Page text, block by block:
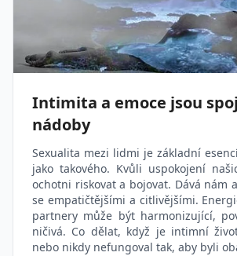
Intimita a emoce jsou
nádoby
Sexualita mezi lidmi je základní
jako takového. Kvůli uspokojení
ochotni riskovat a bojovat. Dává nám
se empatičtějšími a citlivějšími.
partnery může být harmonizující,
ničivá. Co dělat, když je intimní
nebo nikdy nefungoval tak, aby byli